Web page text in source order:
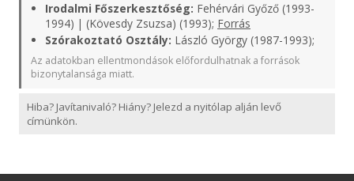
Irodalmi Főszerkesztőség: Fehérvári Győző (1993-
1994) | (Kövesdy Zsuzsa) (1993); Forrás
Szórakoztató Osztály: László György (1987-1993);
Az adatokban ellentmondások előfordulhatnak a források
bizonytalansága miatt.
Hiba? Javítanivaló? Hiány? Jelezd a nyitólap alján levő
címünkön.